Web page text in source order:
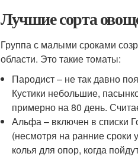
Лучшие сорта
Группа с малыми сроками
области. Это такие томаты:
Пародист – не так давно
Кустики небольшие,
примерно на 80 день.
Альфа – включен в списки
(несмотря на ранние сроки
колья для опор, когда